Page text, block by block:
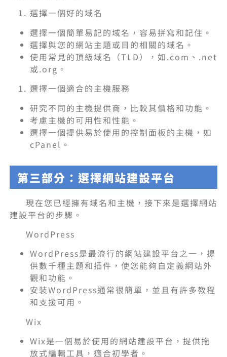
選擇一個好的域名
選擇一個簡單易記的域名，容易拼寫和記住。
選擇與您的網站主題或目的相關的域名。
使用常見的頂級域名（TLD），如.com、.net
或.org。
選擇一個適合的主機服務
研究不同的主機提供商，比較其價格和功能。
考慮主機的可用性和性能。
選擇一個提供易於使用的控制面板的主機，如
cPanel。
第三部分：選擇網站建設平台
現在您已經擁有域名和主機，接下來是選擇網站
建設平台的步驟。
WordPress
WordPress是最流行的網站建設平台之一，提
供數千種主題和插件，使您能夠自定義網站外
觀和功能。
安裝WordPress通常很簡單，並且有許多教程
和支援可用。
Wix
Wix是一個易於使用的網站建設平台，提供拖
放式編輯工具，適合初學者。